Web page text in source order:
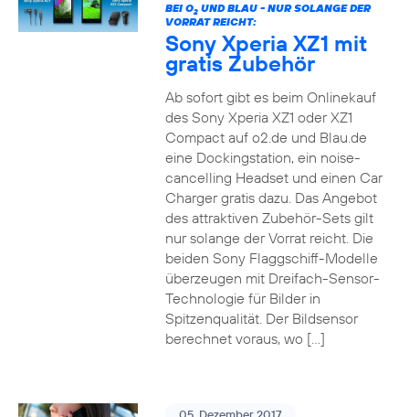
BEI O2UND BLAU - NUR SOLANGE DER
VORRAT REICHT:
Sony Xperia XZ1 mit
gratis Zubehör
Ab sofort gibt es beim Onlinekauf
des Sony Xperia XZ1 oder XZ1
Compact auf o2.de und Blau.de
eine Dockingstation, ein noise-
cancelling Headset und einen Car
Charger gratis dazu. Das Angebot
des attraktiven Zubehör-Sets gilt
nur solange der Vorrat reicht. Die
beiden Sony Flaggschiff-Modelle
überzeugen mit Dreifach-Sensor-
Technologie für Bilder in
Spitzenqualität. Der Bildsensor
berechnet voraus, wo […]